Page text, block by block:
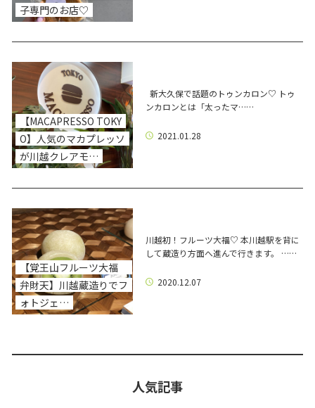
子専門のお店♡
【MACAPRESSO TOKY
O】人気のマカプレッソ
が川越クレアモ…
新大久保で話題のトゥンカロン♡ トゥ
ンカロンとは「太ったマ……
2021.01.28
【覚王山フルーツ大福
弁財天】川越蔵造りでフ
ォトジェ…
川越初！フルーツ大福♡ 本川越駅を背に
して蔵造り方面へ進んで行きます。 ……
2020.12.07
人気記事